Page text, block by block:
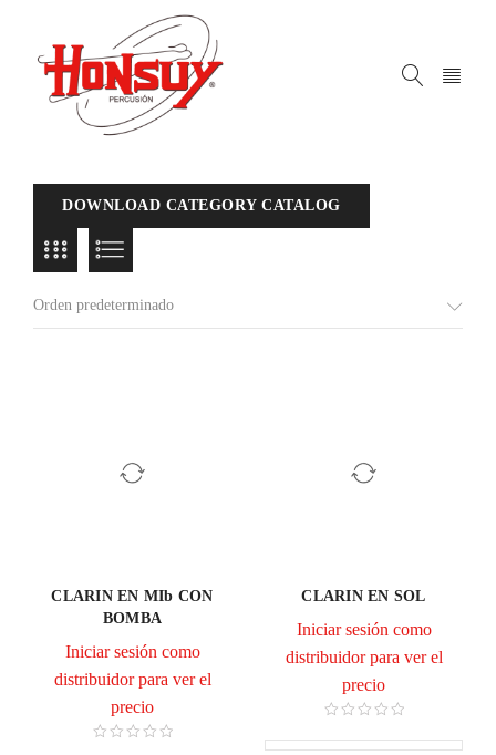
DOWNLOAD CATEGORY CATALOG
Orden predeterminado
CLARIN EN MIb CON
BOMBA
Iniciar sesión como
distribuidor para ver el
precio
CLARIN EN SOL
Iniciar sesión como
distribuidor para ver el
precio